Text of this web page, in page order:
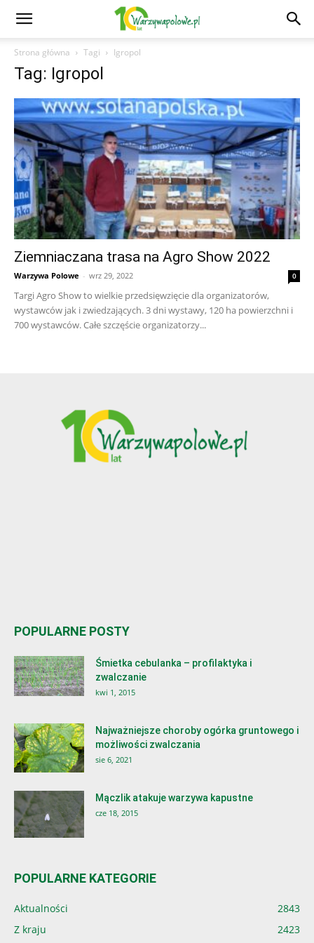
Strona główna Tagi Igropol
Tag: Igropol
Ziemniaczana trasa na Agro Show 2022
Warzywa Polowe - wrz 29, 2022 0
Targi Agro Show to wielkie przedsięwzięcie dla organizatorów,
wystawców jak i zwiedzających. 3 dni wystawy, 120 ha powierzchni i
700 wystawców. Całe szczęście organizatorzy...
POPULARNE POSTY
Śmietka cebulanka – profilaktyka i
zwalczanie
kwi 1, 2015
Najważniejsze choroby ogórka gruntowego i
możliwości zwalczania
sie 6, 2021
Mączlik atakuje warzywa kapustne
cze 18, 2015
POPULARNE KATEGORIE
Aktualności
2843
Z kraju
2423